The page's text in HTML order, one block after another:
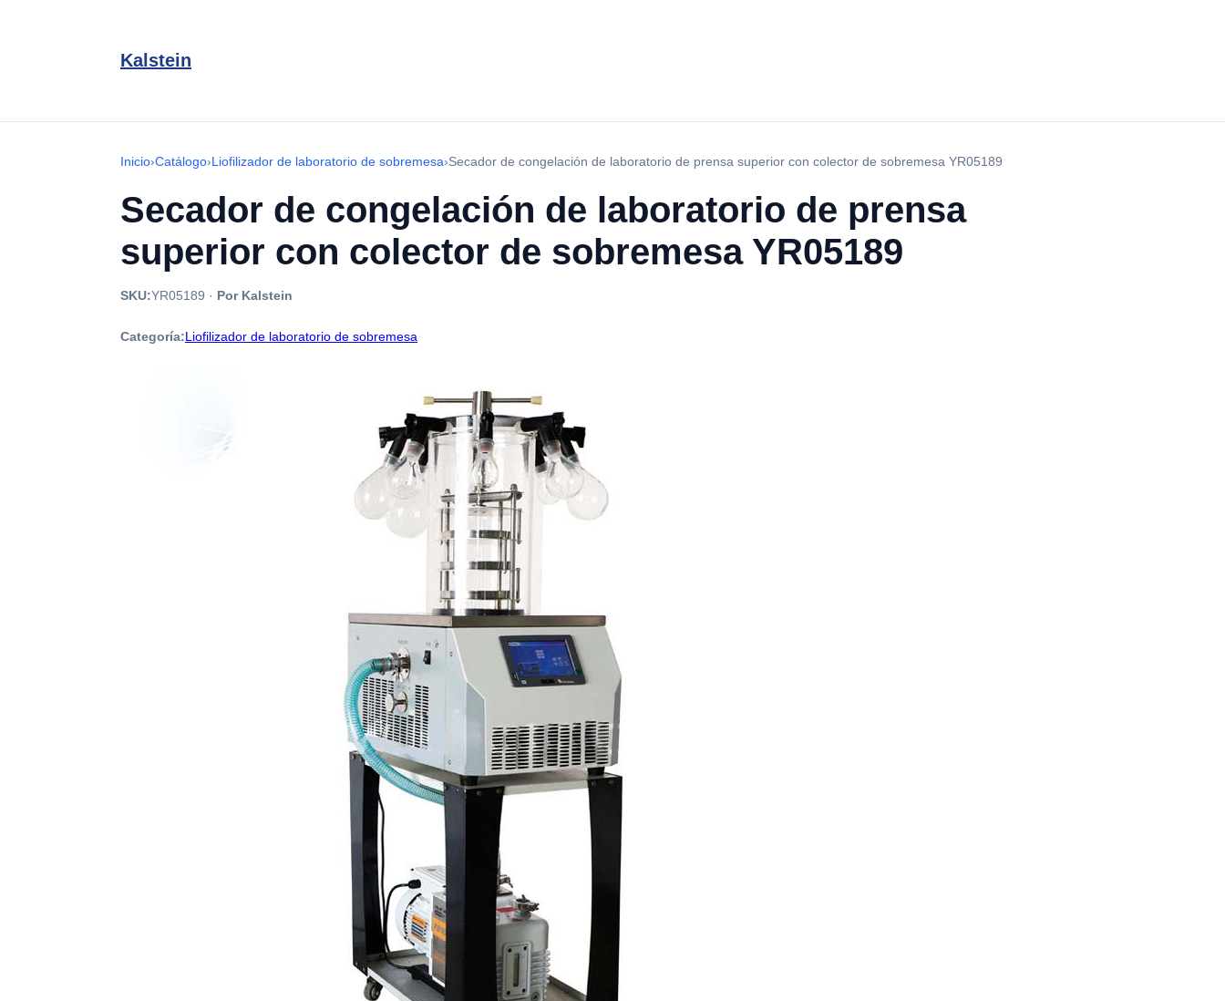
Kalstein
Inicio›Catálogo›Liofilizador de laboratorio de sobremesa›Secador de congelación de laboratorio de prensa superior con colector de sobremesa YR05189
Secador de congelación de laboratorio de prensa
superior con colector de sobremesa YR05189
SKU:YR05189 · Por Kalstein
Categoría:Liofilizador de laboratorio de sobremesa